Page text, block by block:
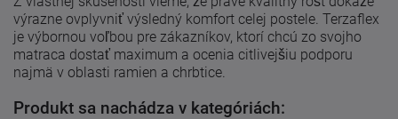
výrazne ovplyvniť výsledný komfort celej postele. Terzaflex
je výbornou voľbou pre zákazníkov, ktorí chcú zo svojho
matraca dostať maximum a ocenia citlivejšiu podporu
najmä v oblasti ramien a chrbtice.
Produkt sa nachádza v kategóriách: